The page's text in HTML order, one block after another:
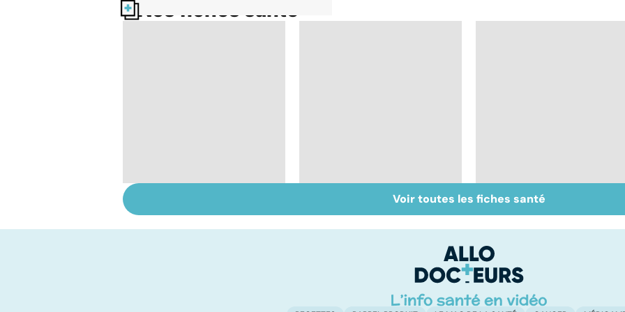
Nos fiches santé
hormonal : et si
Tout savoir sur les
infections
Inflammation des
amygdales : que faire
Voir toutes les fiches santé